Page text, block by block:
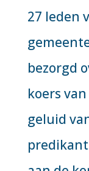
27 leden
bezorgd
koers
geluid